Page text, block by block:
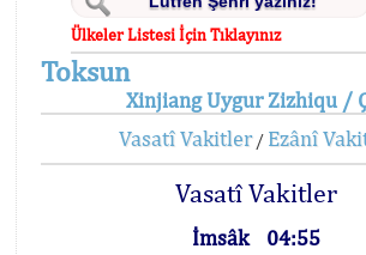
Ülkeler Listesi İçin Tıklayınız
Toksun
Xinjiang Uygur Zizhiqu /
Vasatî Vakitler/ Ezânî
Vasatî Vakitler
İmsâk
04:55